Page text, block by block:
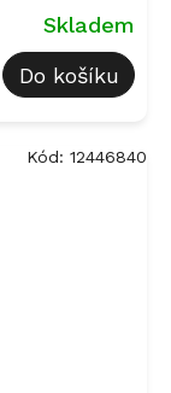
Skladem
Do košíku
Kód: 12446840